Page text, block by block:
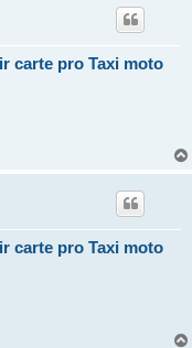
carte pro Taxi moto
carte pro Taxi moto